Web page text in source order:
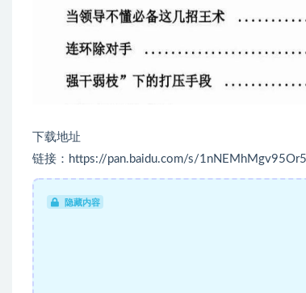
下载地址
链接：https://pan.baidu.com/s/
隐藏内容